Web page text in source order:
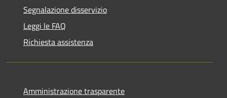
Segnalazione disservizio
Leggi le FAQ
Richiesta assistenza
Amministrazione trasparente